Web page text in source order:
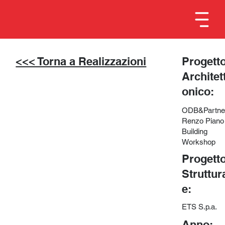
<<< Torna a Realizzazioni
onico:
Renzo Piano
Building
Workshop
e:
ETS S.p.a.